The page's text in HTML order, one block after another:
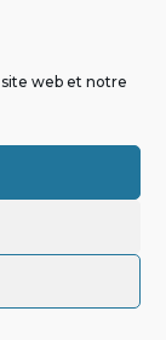
web et notre